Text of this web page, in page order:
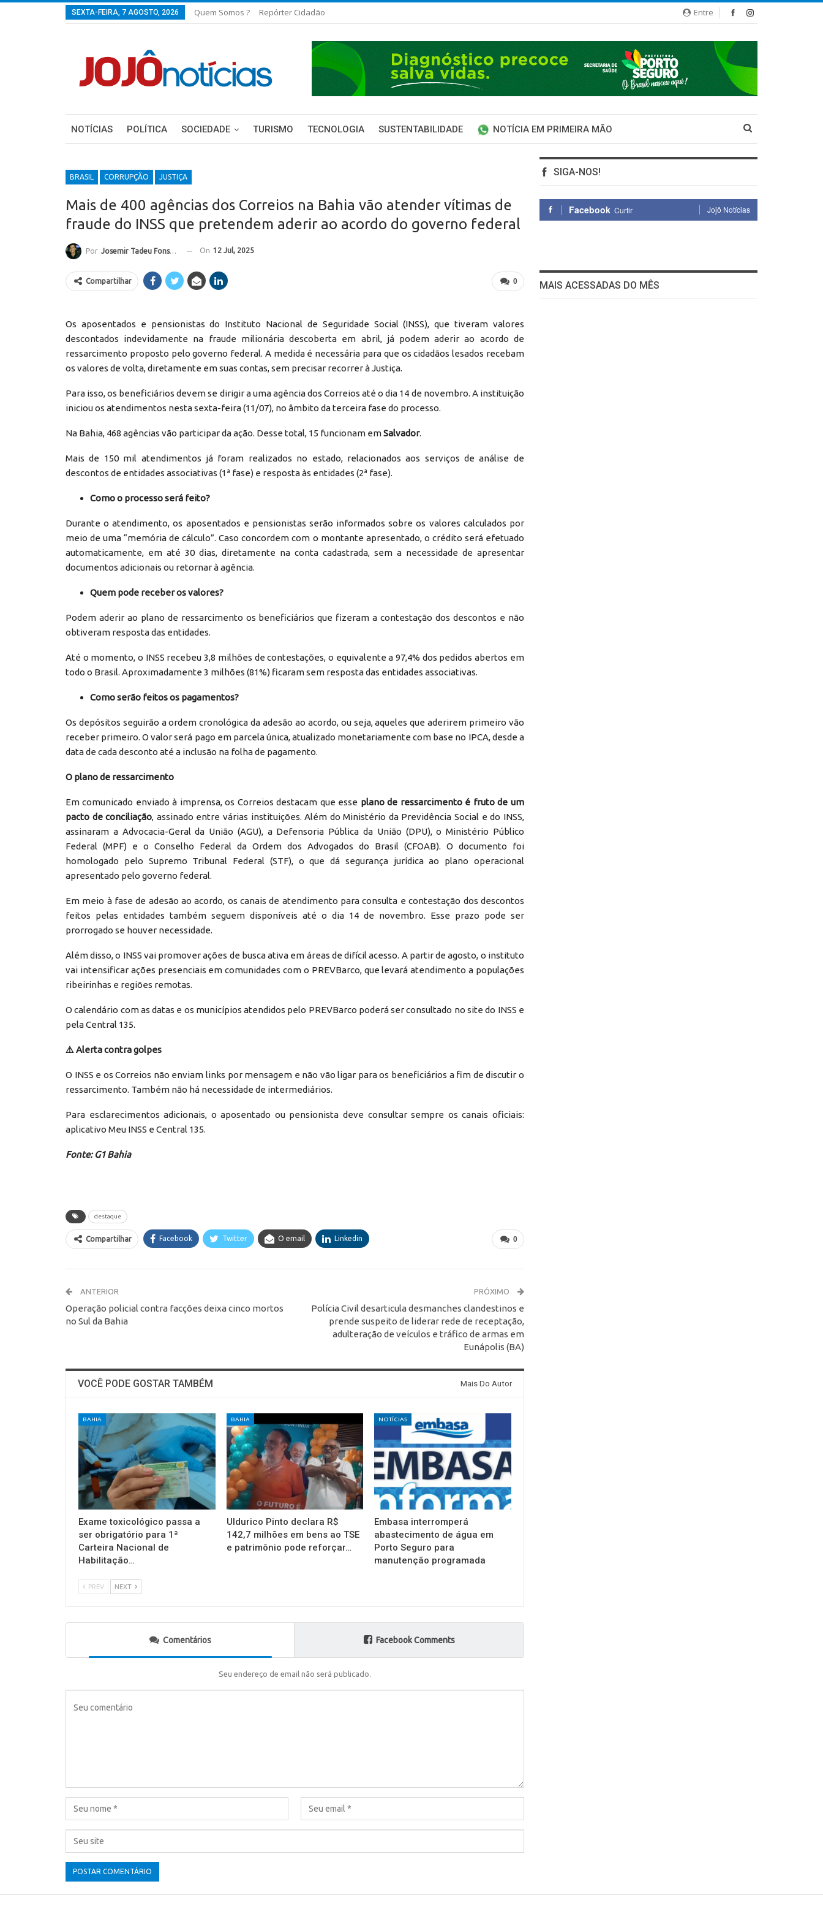
Entre
SEXTA-FEIRA, 7 AGOSTO, 2026 Quem Somos ? Repórter Cidadão
NOTÍCIAS POLÍTICA SOCIEDADE TURISMO TECNOLOGIA SUSTENTABILIDADE NOTÍCIA EM PRIMEIRA MÃO
BRASIL CORRUPÇÃO JUSTIÇA
Mais de 400 agências dos Correios na Bahia vão atender vítimas de
fraude do INSS que pretendem aderir ao acordo do governo federal
Por Josemir Tadeu Fonseca On 12 Jul, 2025
0
Compartilhar
Os aposentados e pensionistas do Instituto Nacional de Seguridade Social (INSS), que tiveram valores
descontados indevidamente na fraude milionária descoberta em abril, já podem aderir ao acordo de
ressarcimento proposto pelo governo federal. A medida é necessária para que os cidadãos lesados recebam
os valores de volta, diretamente em suas contas, sem precisar recorrer à Justiça.
Para isso, os beneficiários devem se dirigir a uma agência dos Correios até o dia 14 de novembro. A instituição
iniciou os atendimentos nesta sexta-feira (11/07), no âmbito da terceira fase do processo.
Na Bahia, 468 agências vão participar da ação. Desse total, 15 funcionam emSalvador.
Mais de 150 mil atendimentos já foram realizados no estado, relacionados aos serviços de análise de
descontos de entidades associativas (1ª fase) e resposta às entidades (2ª fase).
Como o processo será feito?
Durante o atendimento, os aposentados e pensionistas serão informados sobre os valores calculados por
meio de uma “memória de cálculo”. Caso concordem com o montante apresentado, o crédito será efetuado
automaticamente, em até 30 dias, diretamente na conta cadastrada, sem a necessidade de apresentar
documentos adicionais ou retornar à agência.
Quem pode receber os valores?
Podem aderir ao plano de ressarcimento os beneficiários que fizeram a contestação dos descontos e não
obtiveram resposta das entidades.
Até o momento, o INSS recebeu 3,8 milhões de contestações, o equivalente a 97,4% dos pedidos abertos em
todo o Brasil. Aproximadamente 3 milhões (81%) ficaram sem resposta das entidades associativas.
Como serão feitos os pagamentos?
Os depósitos seguirão a ordem cronológica da adesão ao acordo, ou seja, aqueles que aderirem primeiro vão
receber primeiro. O valor será pago em parcela única, atualizado monetariamente com base no IPCA, desde a
data de cada desconto até a inclusão na folha de pagamento.
O plano de ressarcimento
Em comunicado enviado à imprensa, os Correios destacam que esse plano de ressarcimento é fruto de um
pacto de conciliação, assinado entre várias instituições. Além do Ministério da Previdência Social e do INSS,
assinaram a Advocacia-Geral da União (AGU), a Defensoria Pública da União (DPU), o Ministério Público
Federal (MPF) e o Conselho Federal da Ordem dos Advogados do Brasil (CFOAB). O documento foi
homologado pelo Supremo Tribunal Federal (STF), o que dá segurança jurídica ao plano operacional
apresentado pelo governo federal.
Em meio à fase de adesão ao acordo, os canais de atendimento para consulta e contestação dos descontos
feitos pelas entidades também seguem disponíveis até o dia 14 de novembro. Esse prazo pode ser
prorrogado se houver necessidade.
Além disso, o INSS vai promover ações de busca ativa em áreas de difícil acesso. A partir de agosto, o instituto
vai intensificar ações presenciais em comunidades com o PREVBarco, que levará atendimento a populações
ribeirinhas e regiões remotas.
O calendário com as datas e os municípios atendidos pelo PREVBarco poderá ser consultado no site do INSS e
pela Central 135.
⚠️ Alerta contra golpes
O INSS e os Correios não enviam links por mensagem e não vão ligar para os beneficiários a fim de discutir o
ressarcimento. Também não há necessidade de intermediários.
Para esclarecimentos adicionais, o aposentado ou pensionista deve consultar sempre os canais oficiais:
aplicativo Meu INSS e Central 135.
Fonte: G1 Bahia
destaque
0
Compartilhar Facebook Twitter O email Linkedin
ANTERIOR
Operação policial contra facções deixa cinco mortos
no Sul da Bahia
PRÓXIMO
Polícia Civil desarticula desmanches clandestinos e
prende suspeito de liderar rede de receptação,
adulteração de veículos e tráfico de armas em
Eunápolis (BA)
VOCÊ PODE GOSTAR TAMBÉM Mais Do Autor
BAHIA
Exame toxicológico passa a
ser obrigatório para 1ª
Carteira Nacional de
Habilitação…
BAHIA
Uldurico Pinto declara R$
142,7 milhões em bens ao TSE
e patrimônio pode reforçar…
NOTÍCIAS
Embasa interromperá
abastecimento de água em
Porto Seguro para
manutenção programada
PREV NEXT
Comentários Facebook Comments
Seu endereço de email não será publicado.
SIGA-NOS!
Facebook Curtir Jojô Notícias
MAIS ACESSADAS DO MÊS